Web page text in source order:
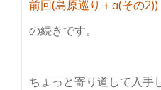
前回(島原巡り＋α(その2))
の続きです。
ちょっと寄り道して入手